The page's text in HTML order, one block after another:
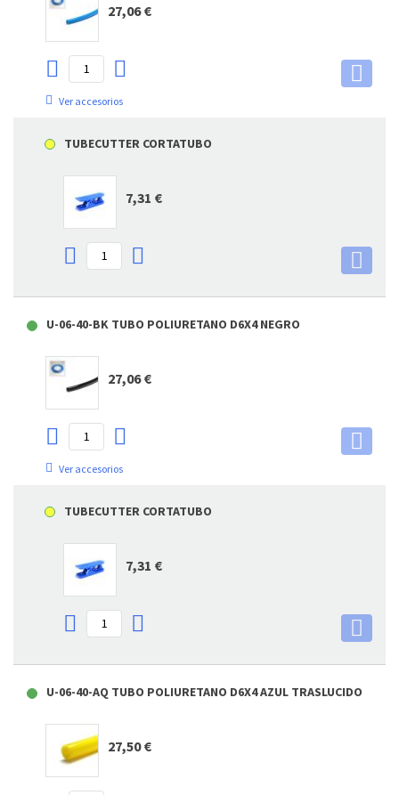
27,06 €
Ver accesorios
TUBECUTTER CORTATUBO
7,31 €
U-06-40-BK TUBO POLIURETANO D6X4 NEGRO
27,06 €
Ver accesorios
TUBECUTTER CORTATUBO
7,31 €
U-06-40-AQ TUBO POLIURETANO D6X4 AZUL TRASLUCIDO
27,50 €